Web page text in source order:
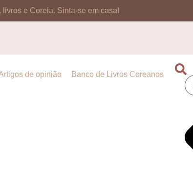
livros e Coreia. Sinta-se em casa!
de opinião Banco de Livros Coreanos